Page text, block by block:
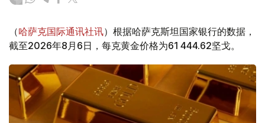
（哈萨克国际通讯社讯）根据哈萨克斯坦国家银行的数据，
截至2026年8月6日，每克黄金价格为61 444.62坚戈。